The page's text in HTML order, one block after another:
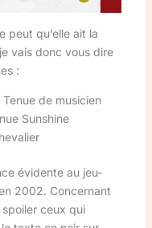
peut qu’elle ait la
vais donc vous dire
:
de musicien
Sunshine
évidente au jeu-
2002. Concernant
ceux qui